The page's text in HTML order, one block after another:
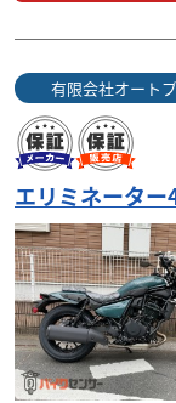
有限会社オート
エリミネーター